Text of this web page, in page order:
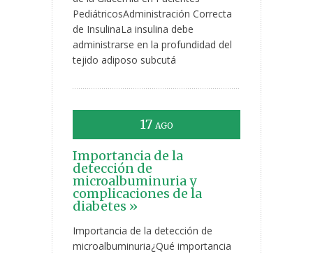
PediátricosAdministración Correcta
de InsulinaLa insulina debe
administrarse en la profundidad del
tejido adiposo subcutá
17 AGO
Importancia de la
detección de
microalbuminuria y
complicaciones de la
diabetes »
Importancia de la detección de
microalbuminuria¿Qué importancia